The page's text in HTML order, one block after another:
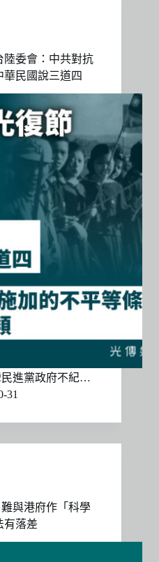
陸委會：中共對抗
華民國說三道四
民進黨政府不紀…
31
與港府作「科學
有落差